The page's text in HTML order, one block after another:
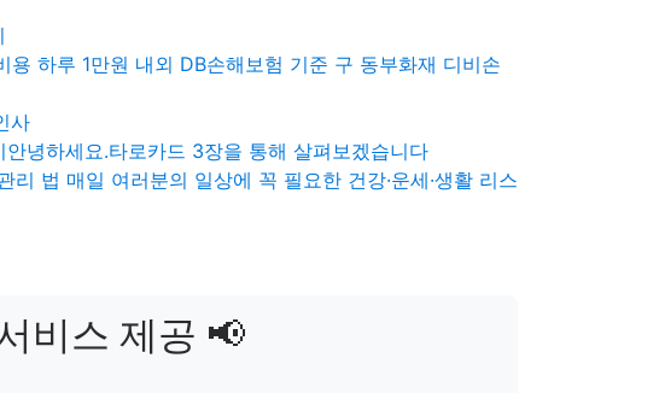
하루 1만원 내외 DB손해보험 기준 구 동부화재 디비손
사
녕하세요.타로카드 3장을 통해 살펴보겠습니다
법 매일 여러분의 일상에 꼭 필요한 건강·운세·생활 리스
비스 제공 📢